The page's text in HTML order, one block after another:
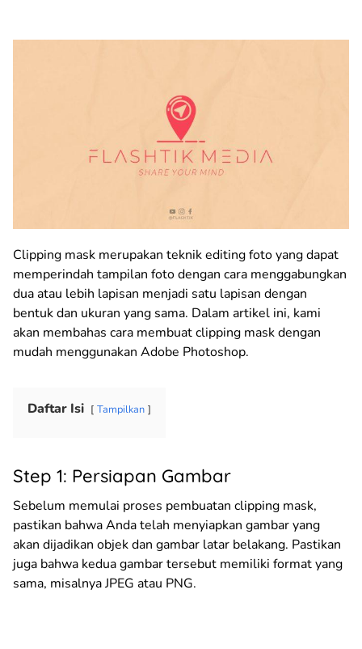
Clipping mask merupakan teknik editing foto yang dapat
memperindah tampilan foto dengan cara menggabungkan
dua atau lebih lapisan menjadi satu lapisan dengan
bentuk dan ukuran yang sama. Dalam artikel ini, kami
akan membahas cara membuat clipping mask dengan
mudah menggunakan Adobe Photoshop.
Daftar Isi Tampilkan
Step 1: Persiapan Gambar
Sebelum memulai proses pembuatan clipping mask,
pastikan bahwa Anda telah menyiapkan gambar yang
akan dijadikan objek dan gambar latar belakang. Pastikan
juga bahwa kedua gambar tersebut memiliki format yang
sama, misalnya JPEG atau PNG.